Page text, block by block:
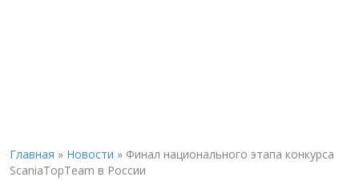
Главная » Новости » Финал национального этапа конкурса
ScaniaTopTeam в России